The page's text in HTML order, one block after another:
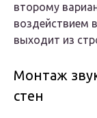
второму
воздействием
выходит из
Монтаж
стен